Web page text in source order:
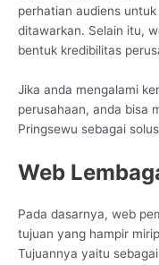
perhatian audiens
ditawarkan. Selain itu,
bentuk kredibilitas
Jika anda mengalami
perusahaan, anda bisa
Pringsewu sebagai
Web
Pada dasarnya, web
tujuan yang hampir
Tujuannya yaitu